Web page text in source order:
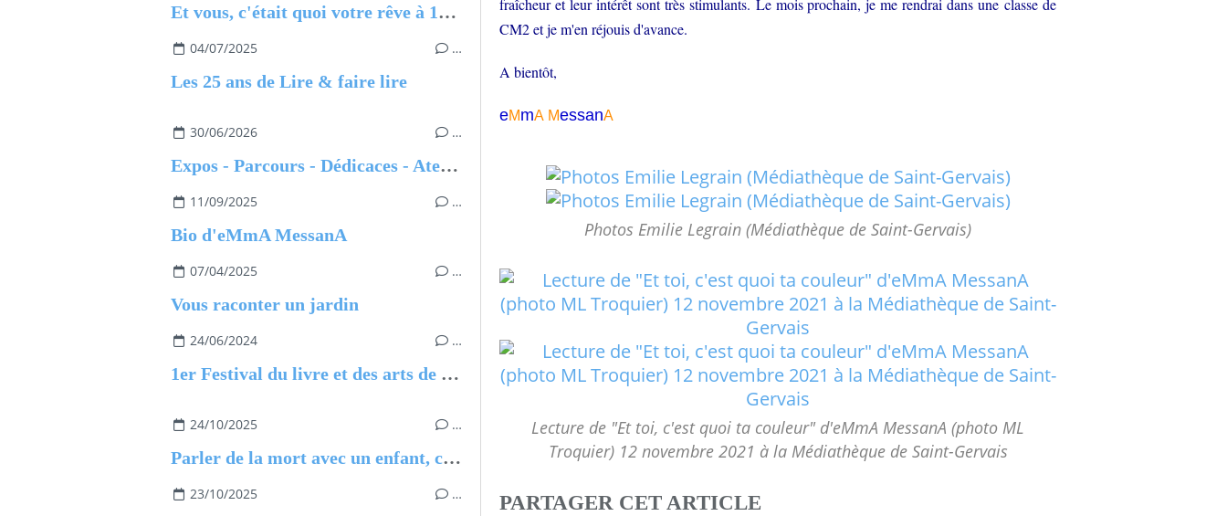
fraîcheur et leur intérêt sont très stimulants. Le mois prochain, je me rendrai dans une classe de
CM2 et je m'en réjouis d'avance.
A bientôt,
eMmA MessanA
Photos Emilie Legrain (Médiathèque de Saint-Gervais)
Lecture de "Et toi, c'est quoi ta couleur" d'eMmA MessanA (photo ML
Troquier) 12 novembre 2021 à la Médiathèque de Saint-Gervais
PARTAGER CET ARTICLE
Et vous, c'était quoi votre rêve à 10 ans ?
04/07/2025 …
Les 25 ans de Lire & faire lire
30/06/2026 …
Expos - Parcours - Dédicaces - Ateliers
11/09/2025 …
Bio d'eMmA MessanA
07/04/2025 …
Vous raconter un jardin
24/06/2024 …
1er Festival du livre et des arts de Soullans 23 juin 2024
24/10/2025 …
Parler de la mort avec un enfant, ce n’est pas impossible
23/10/2025 …